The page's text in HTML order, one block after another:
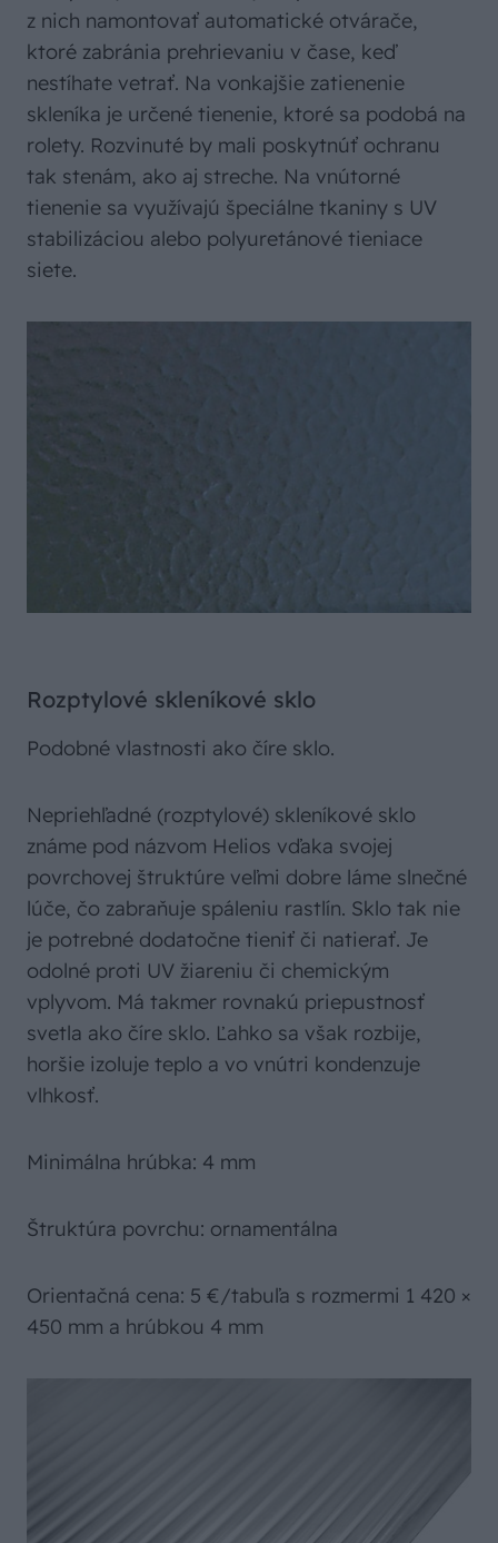
z nich namontovať automatické otvárače,
ktoré zabránia prehrievaniu v čase, keď
nestíhate vetrať. Na vonkajšie zatienenie
skleníka je určené tienenie, ktoré sa podobá na
rolety. Rozvinuté by mali poskytnúť ochranu
tak stenám, ako aj streche. Na vnútorné
tienenie sa využívajú špeciál­ne tkaniny s UV
stabilizáciou alebo polyuretánové tieniace
siete.
Rozptylové skleníkové sklo
Podobné vlastnosti ako číre sklo.
Nepriehľadné (rozptylové) skleníkové sklo
známe pod názvom Helios vďaka svojej
povrchovej štruktúre veľmi dobre láme slnečné
lúče, čo zabraňuje spáleniu rastlín. Sklo tak nie
je potrebné dodatočne tieniť či natierať. Je
odolné proti UV žiareniu či chemickým
vplyvom. Má takmer rovnakú priepustnosť
svetla ako číre sklo. Ľahko sa však rozbije,
horšie izoluje teplo a vo vnútri kondenzuje
vlhkosť.
Minimálna hrúbka: 4 mm
Štruktúra povrchu: ornamentálna
Orientačná cena: 5 €/tabuľa s rozmermi 1 420 ×
450 mm a hrúbkou 4 mm